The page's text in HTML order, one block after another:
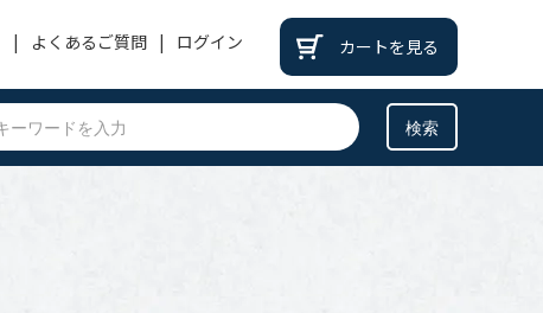
よくあるご質問 ログイン カートを見る